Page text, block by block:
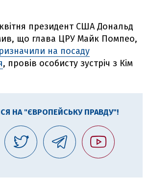
президент США Дональд
що глава ЦРУ Майк Помпео,
на посаду
, провів особисту зустріч з Кім
НА "ЄВРОПЕЙСЬКУ ПРАВДУ"!